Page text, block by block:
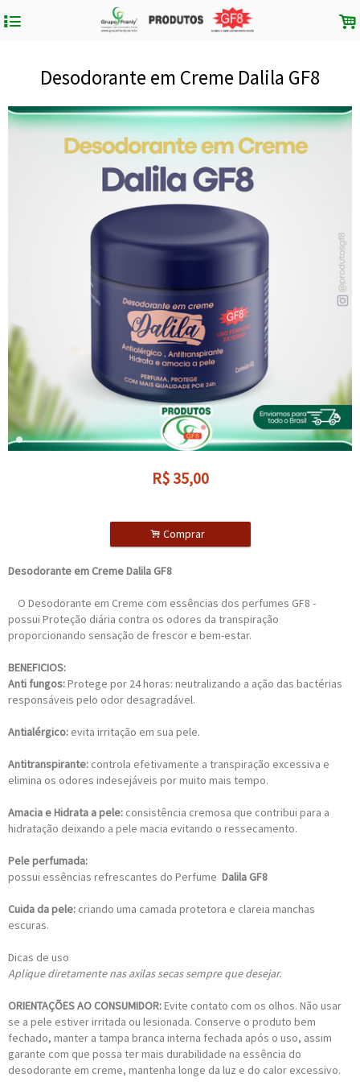
4 .
Desodorante em Creme Dalila GF8
R$ 35,00
. Comprar
Desodorante em Creme Dalila GF8
O Desodorante em Creme com essências dos perfumes GF8 -
possui Proteção diária contra os odores da transpiração
proporcionando sensação de frescor e bem-estar.
BENEFICIOS:
Anti fungos:Protege por 24 horas: neutralizando a ação das bactérias
responsáveis pelo odor desagradável.
Antialérgico: evita irritação em sua pele.
Antitranspirante: controla efetivamente a transpiração excessiva e
elimina os odores indesejáveis por muito mais tempo.
Amacia e Hidrata a pele: consistência cremosa que contribui para a
hidratação deixando a pele macia evitando o ressecamento.
Pele perfumada:
possui essências refrescantes do Perfume Dalila GF8
Cuida da pele: criando uma camada protetora e clareia manchas
escuras.
Dicas de uso
Aplique diretamente nas axilas secas sempre que desejar.
ORIENTAÇÕES AO CONSUMIDOR:Evite contato com os olhos. Não usar
se a pele estiver irritada ou lesionada. Conserve o produto bem
fechado, manter a tampa branca interna fechada após o uso, assim
garante com que possa ter mais durabilidade na essência do
desodorante em creme, mantenha longe da luz e do calor excessivo.